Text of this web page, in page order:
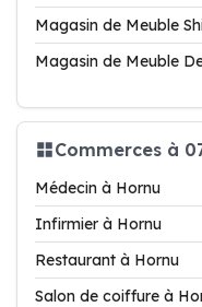
Magasin de Meuble
Magasin de Meuble
Commerces à
Médecin à Hornu
Infirmier à Hornu
Restaurant à Hornu
Salon de coiffure à